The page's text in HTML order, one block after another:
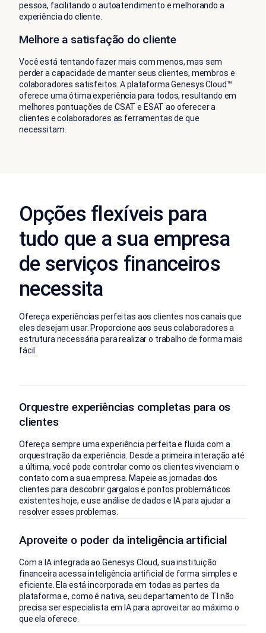
pessoa, facilitando o autoatendimento e melhorando a
experiência do cliente.
Melhore a satisfação do cliente
Você está tentando fazer mais com menos, mas sem
perder a capacidade de manter seus clientes, membros e
colaboradores satisfeitos. A plataforma Genesys Cloud™
oferece uma ótima experiência para todos, resultando em
melhores pontuações de CSAT e ESAT ao oferecer a
clientes e colaboradores as ferramentas de que
necessitam.
Opções flexíveis para
tudo que a sua empresa
de serviços financeiros
necessita
Ofereça experiências perfeitas aos clientes nos canais que
eles desejam usar. Proporcione aos seus colaboradores a
estrutura necessária para realizar o trabalho de forma mais
fácil.
Orquestre experiências completas para os
clientes
Ofereça sempre uma experiência perfeita e fluida com a
orquestração da experiência. Desde a primeira interação até
a última, você pode controlar como os clientes vivenciam o
contato com a sua empresa. Mapeie as jornadas dos
clientes para descobrir gargalos e pontos problemáticos
existentes hoje, e use análise de dados e IA para ajudar a
resolver esses problemas.
Aproveite o poder da inteligência artificial
Com a IA integrada ao Genesys Cloud, sua instituição
financeira acessa inteligência artificial de forma simples e
eficiente. Ela está incorporada em todas as partes da
plataforma e, como é nativa, seu departamento de TI não
precisa ser especialista em IA para aproveitar ao máximo o
que ela oferece.